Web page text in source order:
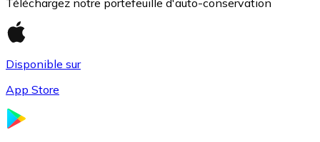
Disponible sur
App Store